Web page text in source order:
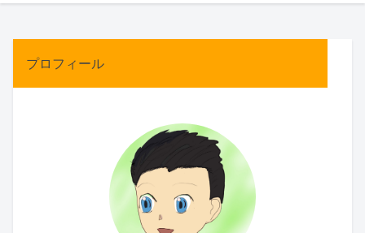
プロフィール